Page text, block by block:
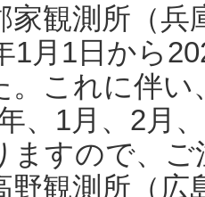
家観測所（
1月1日から
。これに伴い
、1月、2月
ますので、
野観測所（